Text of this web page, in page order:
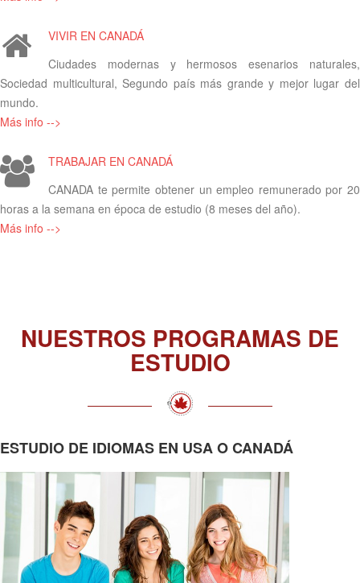
VIVIR EN CANADÁ
Ciudades modernas y hermosos esenarios naturales,
Sociedad multicultural, Segundo país más grande y mejor lugar del
mundo.
Más info -->
TRABAJAR EN CANADÁ
CANADA te permite obtener un empleo remunerado por 20
horas a la semana en época de estudio (8 meses del año).
Más info -->
NUESTROS PROGRAMAS DE
ESTUDIO
ESTUDIO DE IDIOMAS EN USA O CANADÁ